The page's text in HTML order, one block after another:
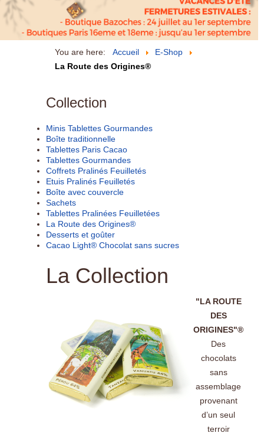
You are here: Accueil
E-Shop
La Route des Origines®
Collection
Minis Tablettes Gourmandes
Boîte traditionnelle
Tablettes Paris Cacao
Tablettes Gourmandes
Coffrets Pralinés Feuilletés
Etuis Pralinés Feuilletés
Boîte avec couvercle
Sachets
Tablettes Pralinées Feuilletées
La Route des Origines®
Desserts et goûter
Cacao Light® Chocolat sans sucres
La Collection
"LA ROUTE
DES
ORIGINES"®
Des
chocolats
sans
assemblage
provenant
d’un seul
terroir